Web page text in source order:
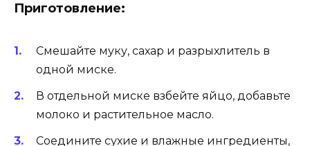
Приготовление:
Смешайте муку, сахар и разрыхлитель в
одной миске.
В отдельной миске взбейте яйцо, добавьте
молоко и растительное масло.
Соедините сухие и влажные ингредиенты,